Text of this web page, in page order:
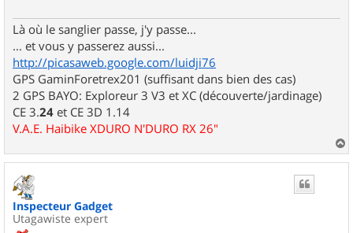
Là où le sanglier passe, j'y passe...
... et vous y passerez aussi...
http://picasaweb.google.com/luidji76
GPS GaminForetrex201 (suffisant dans bien des cas)
2 GPS BAYO: Exploreur 3 V3 et XC (découverte/jardinage)
CE 3.24 et CE 3D 1.14
V.A.E. Haibike XDURO N'DURO RX 26"
a
Inspecteur Gadget
Utagawiste expert